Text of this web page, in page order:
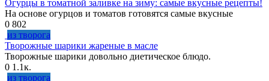
Огурцы в томатной заливке на зиму: самые вкусные рецепты!
На основе огурцов и томатов готовятся самые вкусные
0 802
из творога
Творожные шарики жареные в масле
Творожные шарики довольно диетическое блюдо.
0 1.1к.
из творога